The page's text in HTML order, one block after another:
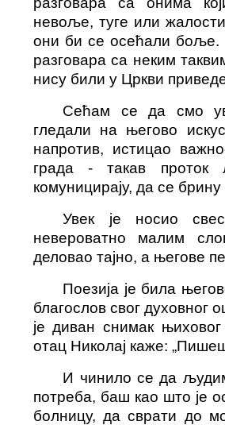
невоље, туге или
они би се осећали боље.
разговара са неким
нису били у Цркви
Сећам се да смо
гледали на његово
напротив, истицао
града - такав
комуницирају, да се
Увек је носио
невероватно малим
деловао тајно, а његове
Поезија је била
благослов свог духовног
је диван снимак
отац Николај каже:
И чинило се да
потреба, баш као што је
болницу, да сврати до